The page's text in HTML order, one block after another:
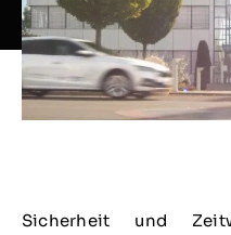
Sicherheit und